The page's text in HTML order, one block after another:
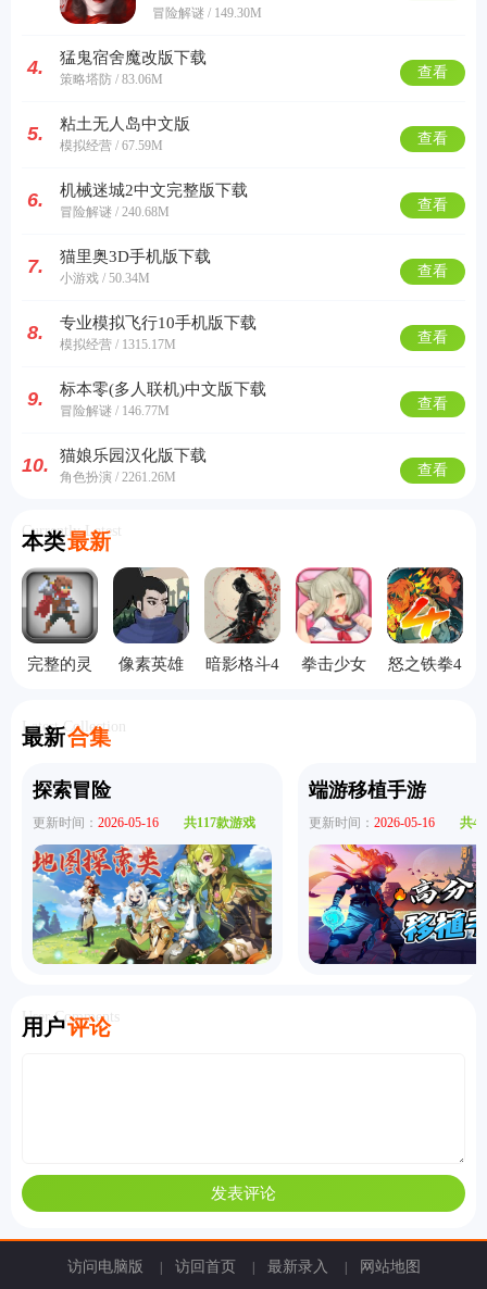
冒险解谜 / 149.30M
4. 猛鬼宿舍魔改版下载
策略塔防 / 83.06M 查看
5. 粘土无人岛中文版
模拟经营 / 67.59M 查看
6. 机械迷城2中文完整版下载
冒险解谜 / 240.68M 查看
7. 猫里奥3D手机版下载
小游戏 / 50.34M 查看
8. 专业模拟飞行10手机版下载
模拟经营 / 1315.17M 查看
9. 标本零(多人联机)中文版下载
冒险解谜 / 146.77M 查看
10. 猫娘乐园汉化版下载
角色扮演 / 2261.26M 查看
本类最新
Currently Latest
完整的灵
像素英雄
暗影格斗4
拳击少女
怒之铁拳4
最新合集
Latest Collection
探索冒险
更新时间： 2026-05-16 共117款游戏
端游移植手游
更新时间： 2026-05-16 共
用户评论
User Comments
访问电脑版 | 访回首页 | 最新录入 | 网站地图